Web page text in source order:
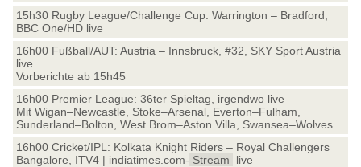
15h30 Rugby League/Challenge Cup: Warrington – Bradford,
BBC One/HD live
16h00 Fußball/AUT: Austria – Innsbruck, #32, SKY Sport Austria
live
Vorberichte ab 15h45
16h00 Premier League: 36ter Spieltag, irgendwo live
Mit Wigan–Newcastle, Stoke–Arsenal, Everton–Fulham,
Sunderland–Bolton, West Brom–Aston Villa, Swansea–Wolves
16h00 Cricket/IPL: Kolkata Knight Riders – Royal Challengers
Bangalore, ITV4 | indiatimes.com- Stream
live